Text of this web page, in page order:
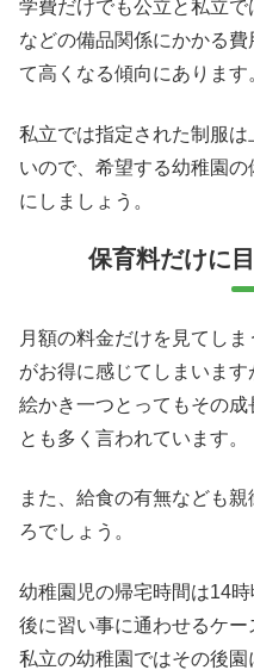
学費だけでも公立と私立
などの備品関係にかかる
て高くなる傾向にあります
私立では指定された制服
いので、希望する幼稚園
にしましょう。
保育料だけに
月額の料金だけを見てし
がお得に感じてしまいま
絵かき一つとってもその
とも多く言われています。
また、給食の有無なども
ろでしょう。
幼稚園児の帰宅時間は14
後に習い事に通わせるケー
私立の幼稚園ではその後